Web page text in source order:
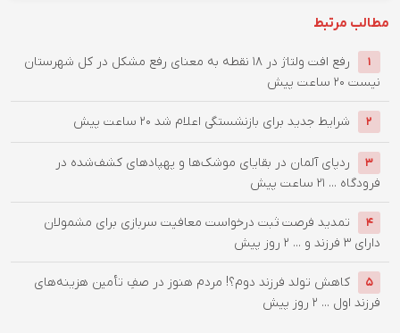
مطالب مرتبط
1
رفع افت ولتاژ در ۱۸ نقطه به معنای رفع مشکل در کل شهرستان
نیست 20 ساعت پیش
2 شرایط جدید برای بازنشستگی اعلام شد 20 ساعت پیش
3
ردپای آلمان در بقایای موشک‌ها و پهپادهای کشف‌شده در
فرودگاه ... 21 ساعت پیش
4
تمدید فرصت ثبت درخواست معافیت سربازی برای مشمولان
دارای ۳ فرزند و ...
2 روز پیش
5
کاهش تولد فرزند دوم؟! مردم هنوز در صفِ تأمین هزینه‌های
فرزند اول ... 2 روز پیش